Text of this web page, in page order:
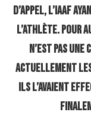
d’appel, l’IAAF
l’athlète. Pour
n’est pas une
actuellement les
ils l’avaient